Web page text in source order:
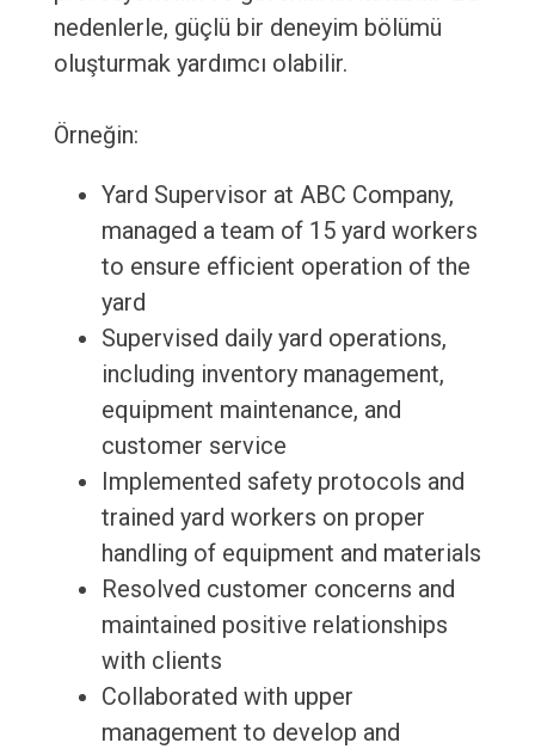
nedenlerle, güçlü bir deneyim bölümü
oluşturmak yardımcı olabilir.
Örneğin:
Yard Supervisor at ABC Company,
managed a team of 15 yard workers
to ensure efficient operation of the
yard
Supervised daily yard operations,
including inventory management,
equipment maintenance, and
customer service
Implemented safety protocols and
trained yard workers on proper
handling of equipment and materials
Resolved customer concerns and
maintained positive relationships
with clients
Collaborated with upper
management to develop and